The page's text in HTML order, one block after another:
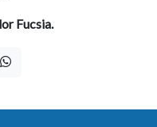
Fucsia.